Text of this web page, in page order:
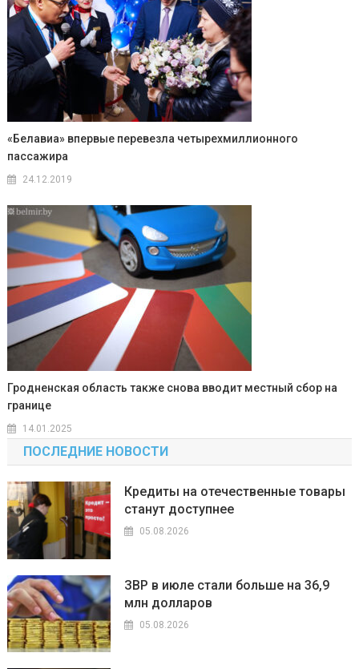
«Белавиа» впервые перевезла четырехмиллионного
пассажира
24.12.2019
Гродненская область также снова вводит местный сбор на
границе
14.01.2025
ПОСЛЕДНИЕ НОВОСТИ
Кредиты на отечественные товары
станут доступнее
05.08.2026
ЗВР в июле стали больше на 36,9
млн долларов
05.08.2026